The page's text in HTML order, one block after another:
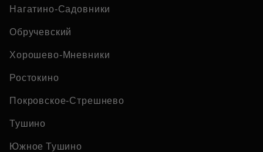
Нагатино-Садовники
Обручевский
Хорошево-Мневники
Ростокино
Покровское-Стрешнево
Тушино
Южное Тушино